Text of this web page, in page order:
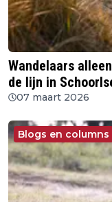
Wandelaars
de lijn in
07 maart 2026
Blogs en columns